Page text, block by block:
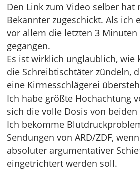
Den Link zum Video selber hat
Bekannter zugeschickt. Als ich
vor allem die letzten 3 Minuten
gegangen.
Es ist wirklich unglaublich, wie
die Schreibtischtäter zündeln,
eine Kirmesschlägerei
Ich habe größte Hochachtung
sich die volle Dosis von
Ich bekomme
Sendungen von ARD/ZDF,
absoluter argumentativer
eingetrichtert werden soll.